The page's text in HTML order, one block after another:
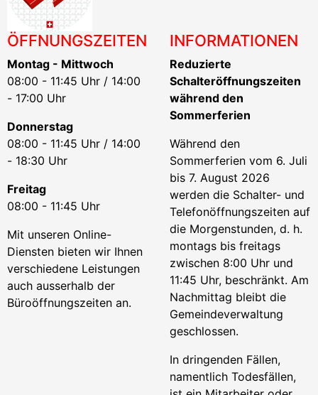
ÖFFNUNGSZEITEN
Montag - Mittwoch
08:00 - 11:45 Uhr / 14:00
- 17:00 Uhr
Donnerstag
08:00 - 11:45 Uhr / 14:00
- 18:30 Uhr
Freitag
08:00 - 11:45 Uhr
Mit unseren Online-
Diensten bieten wir Ihnen
verschiedene Leistungen
auch ausserhalb der
Büroöffnungszeiten an.
INFORMATIONEN
Reduzierte
Schalteröffnungszeiten
während den
Sommerferien
Während den
Sommerferien vom 6. Juli
bis 7. August 2026
werden die Schalter- und
Telefonöffnungszeiten auf
die Morgenstunden, d. h.
montags bis freitags
zwischen 8:00 Uhr und
11:45 Uhr, beschränkt. Am
Nachmittag bleibt die
Gemeindeverwaltung
geschlossen.
In dringenden Fällen,
namentlich Todesfällen,